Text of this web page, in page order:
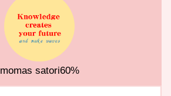
momas satori60%